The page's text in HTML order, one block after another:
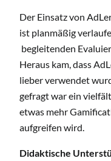
Der Einsatz von
ist planmäßig
begleitenden
Heraus kam, dass
lieber verwendet
gefragt war ein
etwas mehr
aufgreifen wird.
Didaktische